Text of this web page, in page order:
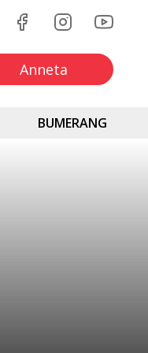
Anneta
BUMERANG